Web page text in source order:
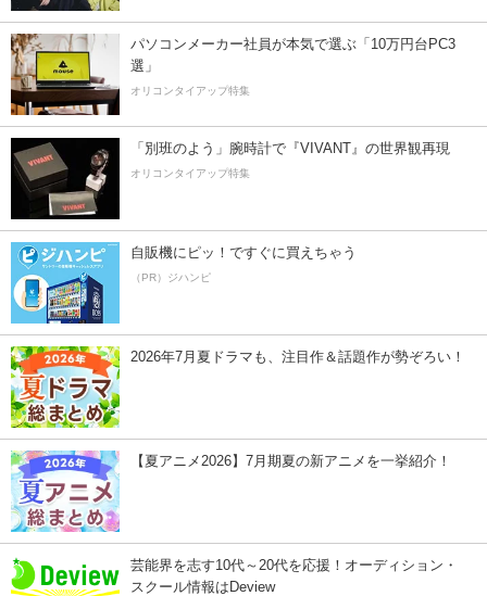
パソコンメーカー社員が本気で選ぶ「10万円台PC3
選」
オリコンタイアップ特集
「別班のよう」腕時計で『VIVANT』の世界観再現
オリコンタイアップ特集
自販機にピッ！ですぐに買えちゃう
（PR）ジハンピ
2026年7月夏ドラマも、注目作＆話題作が勢ぞろい！
【夏アニメ2026】7月期夏の新アニメを一挙紹介！
芸能界を志す10代～20代を応援！オーディション・
スクール情報はDeview